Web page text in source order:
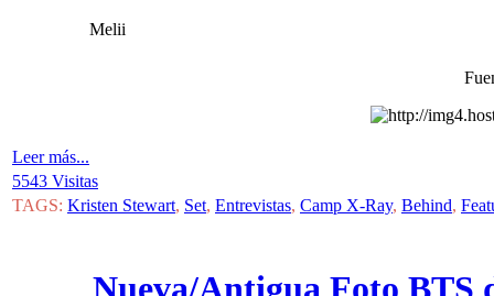
Melii
Leer más...
5543 Visitas
TAGS: Kristen Stewart, Set, Entrevistas, Camp X-Ray, Behind,